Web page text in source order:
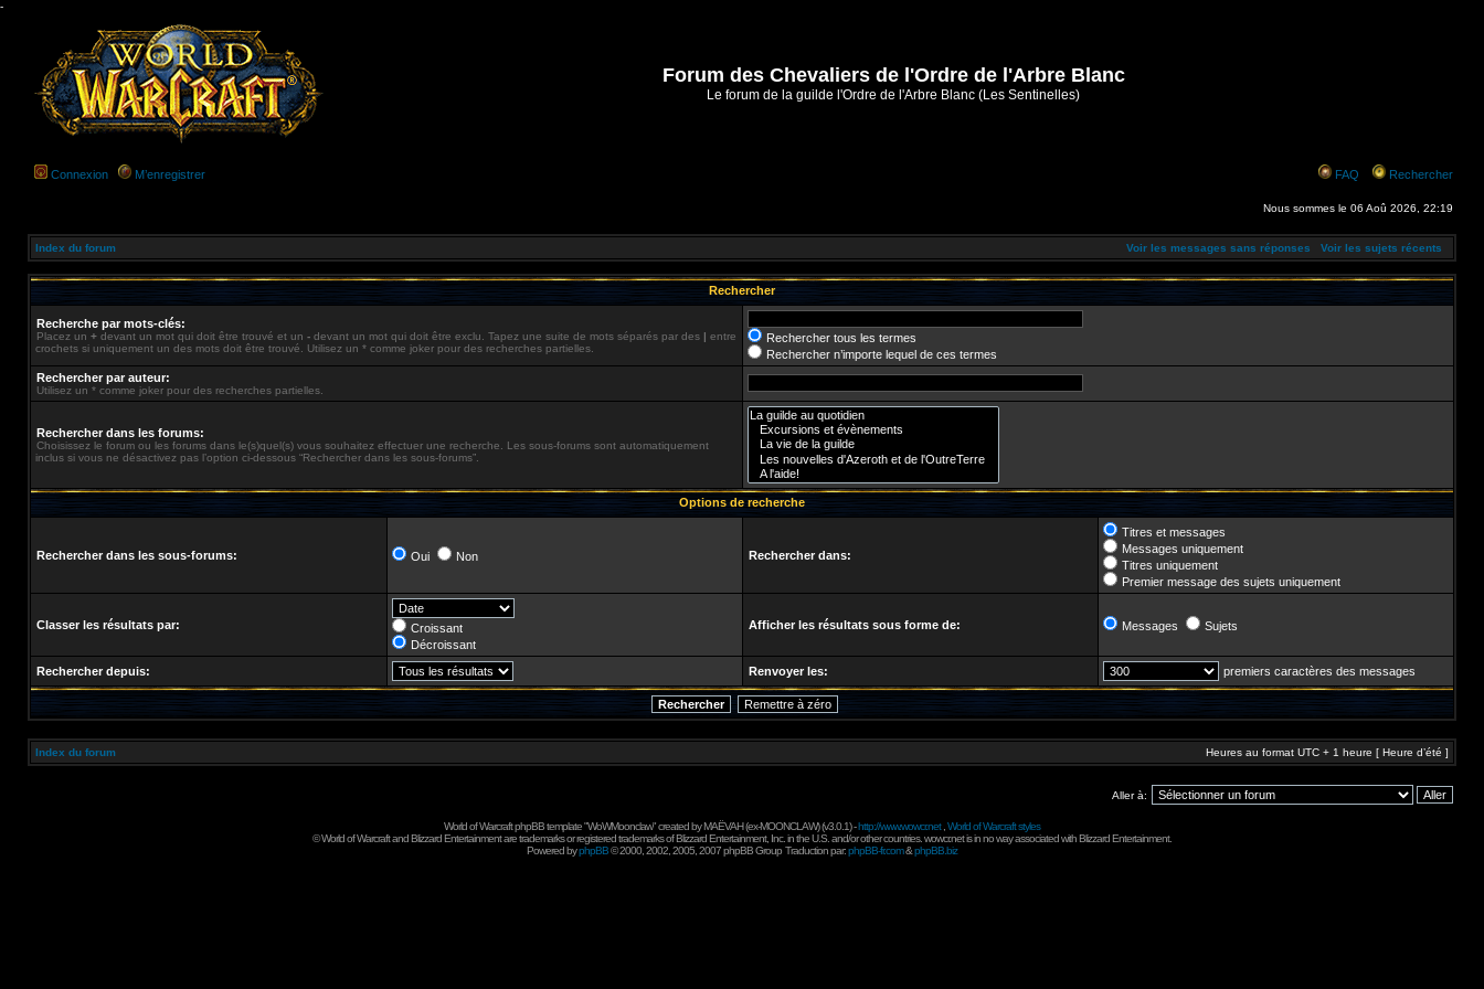
-
Forum des Chevaliers de l'Ordre de l'Arbre Blanc
Le forum de la guilde l'Ordre de l'Arbre Blanc (Les Sentinelles)
Connexion M’enregistrer FAQ Rechercher
Nous sommes le 06 Aoû 2026, 22:19
Index du forum Voir les messages sans réponses Voir les sujets récents
Rechercher
Recherche par mots-clés:
Placez un + devant un mot qui doit être trouvé et un - devant un mot qui doit être exclu. Tapez une suite de mots séparés par des | entre
crochets si uniquement un des mots doit être trouvé. Utilisez un * comme joker pour des recherches partielles.
Rechercher tous les termes
Rechercher n’importe lequel de ces termes
Rechercher par auteur:
Utilisez un * comme joker pour des recherches partielles.
Rechercher dans les forums:
Choisissez le forum ou les forums dans le(s)quel(s) vous souhaitez effectuer une recherche. Les sous-forums sont automatiquement
inclus si vous ne désactivez pas l’option ci-dessous “Rechercher dans les sous-forums”.
Options de recherche
Rechercher dans les sous-forums: Oui Non Rechercher dans:
Titres et messages
Messages uniquement
Titres uniquement
Premier message des sujets uniquement
Classer les résultats par:
Croissant
Décroissant
Afficher les résultats sous forme de: Messages Sujets
Rechercher depuis: Renvoyer les: premiers caractères des messages
Index du forum Heures au format UTC + 1 heure [ Heure d’été ]
Aller à:
World of Warcraft phpBB template "WoWMoonclaw" created byMAËVAH(ex-MOONCLAW) (v3.0.1) -http://www.wowcr.net, World of Warcraft styles
©World of Warcraft and Blizzard Entertainment are trademarks or registered trademarks of Blizzard Entertainment, Inc. in the U.S. and/or other countries. wowcr.net is in no way associated with Blizzard Entertainment.
Powered byphpBB© 2000, 2002, 2005, 2007 phpBB Group Traduction par:phpBB-fr.com&phpBB.biz